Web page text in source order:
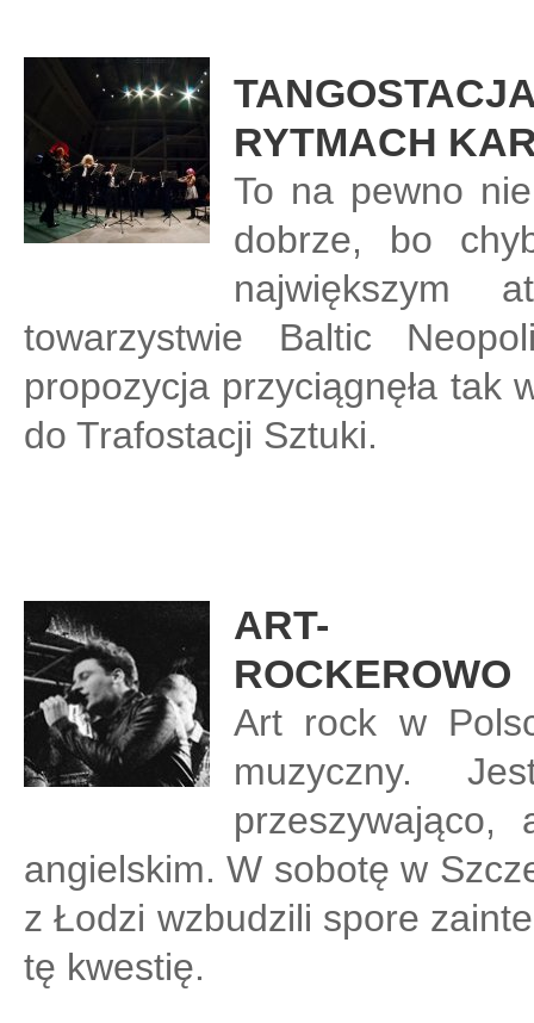
RYTMACH
To na pewno
dobrze, bo
największym
towarzystwie Baltic
propozycja przyciągnęła tak
do Trafostacji Sztuki.
ART-
ROCKEROWO
Art rock w
muzyczny.
angielskim. W sobotę w
z Łodzi wzbudzili spore
tę kwestię.